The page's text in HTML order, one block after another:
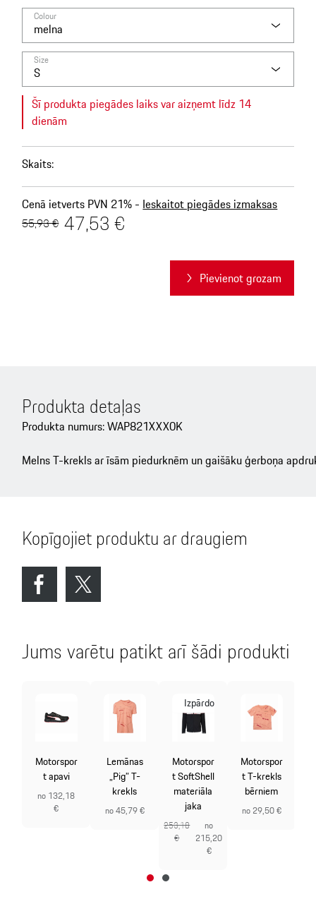
Colour
melna
Size
S
Šī produkta piegādes laiks var aizņemt līdz 14
dienām
Skaits:
Cenā ietverts PVN 21% - Ieskaitot piegādes izmaksas
55,93 € 47,53 €
Pievienot grozam
Produkta detaļas
Produkta numurs: WAP821XXX0K
Melns T-krekls ar īsām piedurknēm un gaišāku ģerboņa
Kopīgojiet produktu ar draugiem
Jums varētu patikt arī šādi produkti
Motorspor
t apavi
no 132,18
€
Lemānas
„Pig” T-
krekls
no 45,79 €
Izpārdošana
Motorspor
t SoftShell
materiāla
jaka
253,18
€
no
215,20
€
Motorspor
t T-krekls
bērniem
no 29,50 €